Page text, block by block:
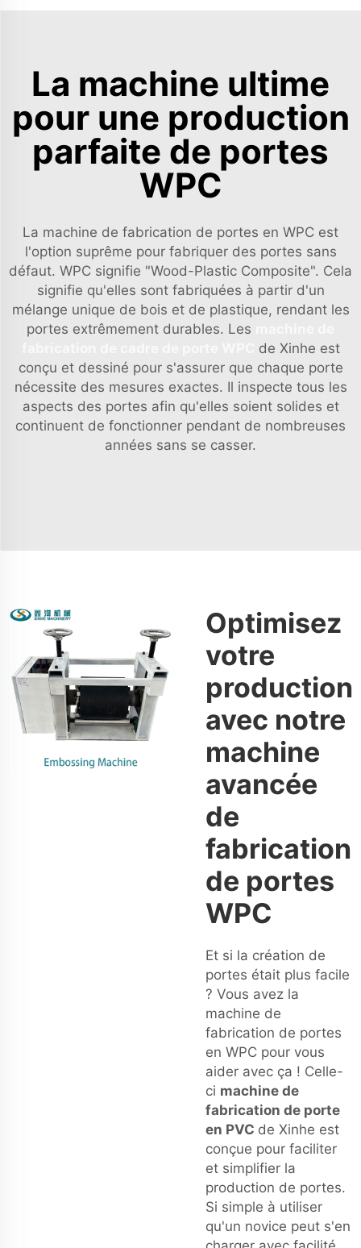
La machine ultime
pour une production
parfaite de portes
WPC
La machine de fabrication de portes en WPC est
l'option suprême pour fabriquer des portes sans
défaut. WPC signifie "Wood-Plastic Composite". Cela
signifie qu'elles sont fabriquées à partir d'un
mélange unique de bois et de plastique, rendant les
portes extrêmement durables. Les
de Xinhe est
conçu et dessiné pour s'assurer que chaque porte
nécessite des mesures exactes. Il inspecte tous les
aspects des portes afin qu'elles soient solides et
continuent de fonctionner pendant de nombreuses
années sans se casser.
Optimisez
votre
production
avec notre
machine
avancée
de
fabrication
de portes
WPC
Et si la création de
portes était plus facile
? Vous avez la
machine de
fabrication de portes
en WPC pour vous
aider avec ça ! Celle-
ci machine de
fabrication de porte
en PVC de Xinhe est
conçue pour faciliter
et simplifier la
production de portes.
Si simple à utiliser
qu'un novice peut s'en